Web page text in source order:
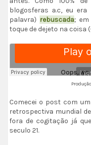
blogosferas a.c, eu era
palavra) rebuscada; em
toque de dejeto na coisa
Comecei o post com
retrospectiva mundial
fora de cogitação já
seculo 21.